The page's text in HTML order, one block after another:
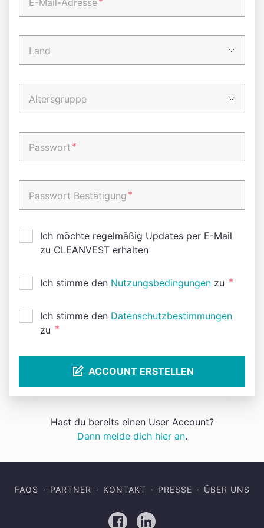
E-Mail-Adresse
Land
Altersgruppe
Passwort *
Passwort Bestätigung *
Ich möchte regelmäßig Updates per E-Mail
zu CLEANVEST erhalten
Ich stimme den Nutzungsbedingungen zu *
Ich stimme den Datenschutzbestimmungen
zu *
ACCOUNT ERSTELLEN
Hast du bereits einen User Account?
Dann melde dich hier an.
FAQS PARTNER KONTAKT PRESSE ÜBER UNS